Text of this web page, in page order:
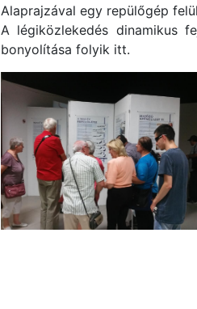
Alaprajzával egy repülőgép
A légiközlekedés dinamikus
bonyolítása folyik itt.